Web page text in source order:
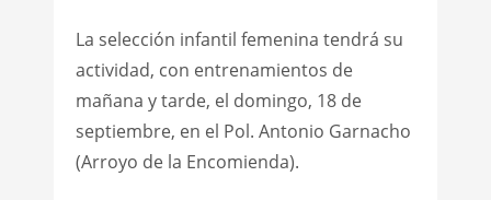
La selección infantil femenina tendrá su
actividad, con entrenamientos de
mañana y tarde, el domingo, 18 de
septiembre, en el Pol. Antonio Garnacho
(Arroyo de la Encomienda).